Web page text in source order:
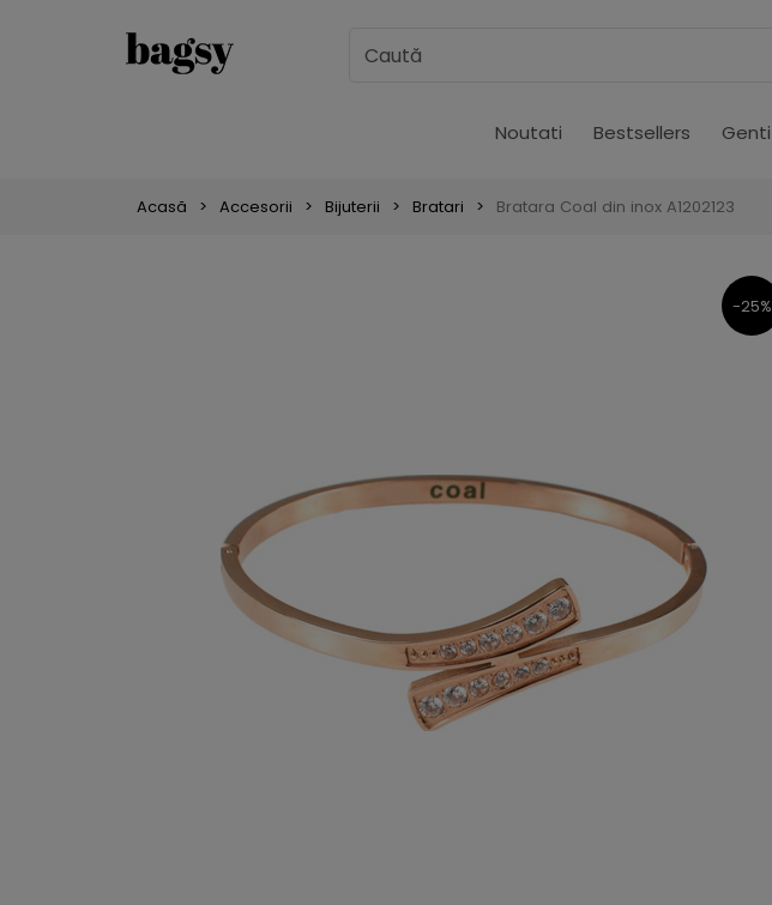
Noutati Bestsellers Genti
Acasă Accesorii Bijuterii Bratari Bratara Coal din inox A1202123
-25%